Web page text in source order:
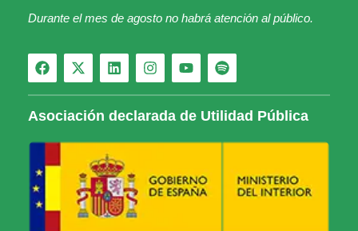
Durante el mes de agosto no habrá atención al público.
Asociación declarada de Utilidad Pública